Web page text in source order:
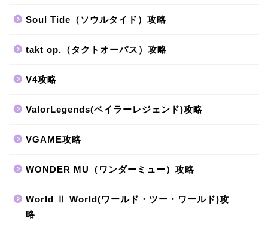
Soul Tide（ソウルタイド）攻略
takt op.（タクトオーパス）攻略
V4攻略
ValorLegends(ベイラーレジェンド)攻略
VGAME攻略
WONDER MU（ワンダーミュー）攻略
World Ⅱ World(ワールド・ツー・ワールド)攻
略